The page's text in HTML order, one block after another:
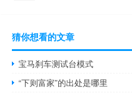
猜你想看的文章
宝马刹车测试台模式
“下则富家”的出处是哪里